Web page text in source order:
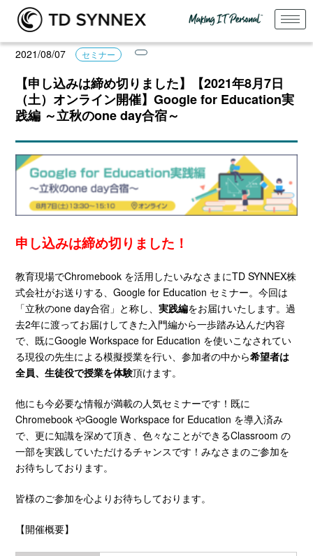
2021/08/07 セミナー
【申し込みは締め切りました】【2021年8月7日
（土）オンライン開催】Google for Education実
践編 ～立秋のone day合宿～
申し込みは締め切りました！
教育現場でChromebook を活用したいみなさまにTD SYNNEX株
式会社がお送りする、Google for Education セミナー。今回は
「立秋のone day合宿」と称し、実践編をお届けいたします。過
去2年に渡ってお届けしてきた入門編から一歩踏み込んだ内容
で、既にGoogle Workspace for Education を使いこなされてい
る現役の先生による模擬授業を行い、参加者の中から希望者は
全員、生徒役で授業を体験頂けます。
他にも今必要な情報が満載の人気セミナーです！既に
Chromebook やGoogle Workspace for Education を導入済み
で、更に知識を深めて頂き、色々なことができるClassroom の
一部を実践していただけるチャンスです！みなさまのご参加を
お待ちしております。
皆様のご参加を心よりお待ちしております。
【開催概要】